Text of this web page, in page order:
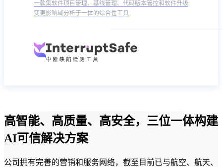
一款集软件项目管理、基线管理、代码版本管控和软件升级
变更影响域分析于一体的综合性工具
高智能、高质量、高安全，三位一体构建
AI可信解决方案
公司拥有完善的营销和服务网络，截至目前已与航空、航天、